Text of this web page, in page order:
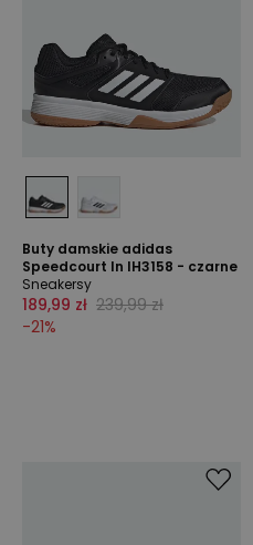
Buty damskie adidas
Speedcourt In IH3158 - czarne
Sneakersy
189,99 zł 239,99 zł
-21%